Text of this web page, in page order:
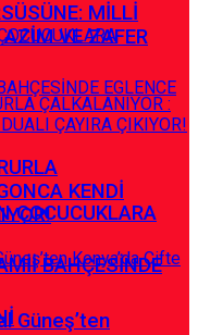
ÇOCUCUKLARA
BAHÇESİNDE
MİLLİ
AZİM VE ZAFER
KENDİ
Güneş’ten